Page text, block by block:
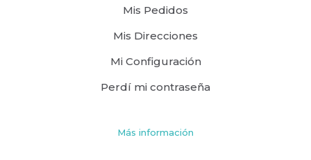
Mis Pedidos
Mis Direcciones
Mi Configuración
Perdí mi contraseña
Más información